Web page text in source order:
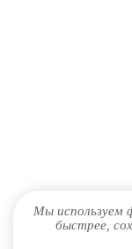
Мы используем
быстрее,